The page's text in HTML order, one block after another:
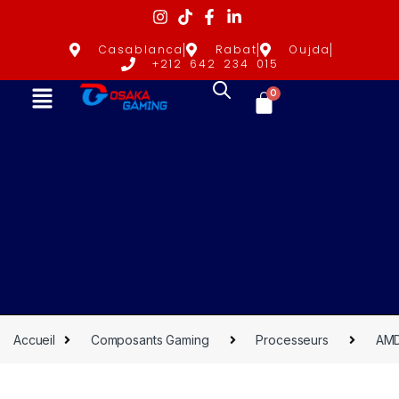
Casablanca Rabat
Oujda
+212 642 234 015
0
Accueil Composants Gaming Processeurs